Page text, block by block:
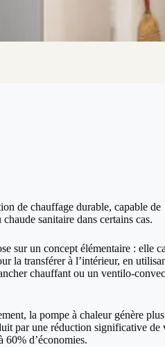
de chauffage durable, capable de
sanitaire dans certains cas.
sur un concept élémentaire : elle
la transférer à l’intérieur, en
chauffant ou un ventilo-
la pompe à chaleur génère plus
par une réduction significative de
60% d’économies.